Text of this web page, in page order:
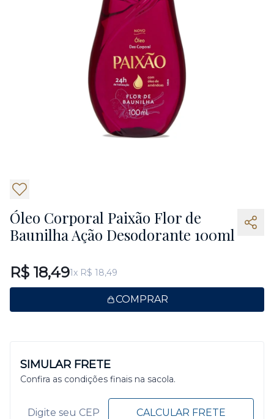
Óleo Corporal Paixão Flor de
Baunilha Ação Desodorante 100ml
R$ 18,491x R$ 18,49
COMPRAR
SIMULAR FRETE
Confira as condições finais na sacola.
CALCULAR FRETE